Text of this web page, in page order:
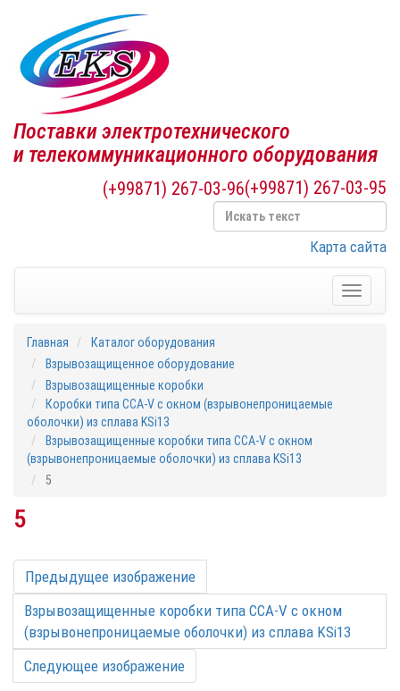
Поставки электротехнического
и телекоммуникационного оборудования
(+99871) 267-03-95
(+99871) 267-03-96
Карта сайта
Toggle
Главная
Каталог оборудования
Взрывозащищенное оборудование
Взрывозащищенные коробки
Коробки типа CCA-V с окном (взрывонепроницаемые
оболочки) из сплава KSi13
Взрывозащищенные коробки типа CCA-V с окном
(взрывонепроницаемые оболочки) из сплава KSi13
5
5
Предыдущее изображение
Взрывозащищенные коробки типа CCA-V с окном
(взрывонепроницаемые оболочки) из сплава KSi13
Следующее изображение